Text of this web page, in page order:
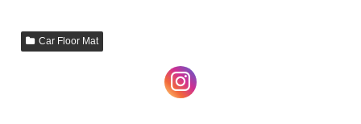
Car Floor Mat